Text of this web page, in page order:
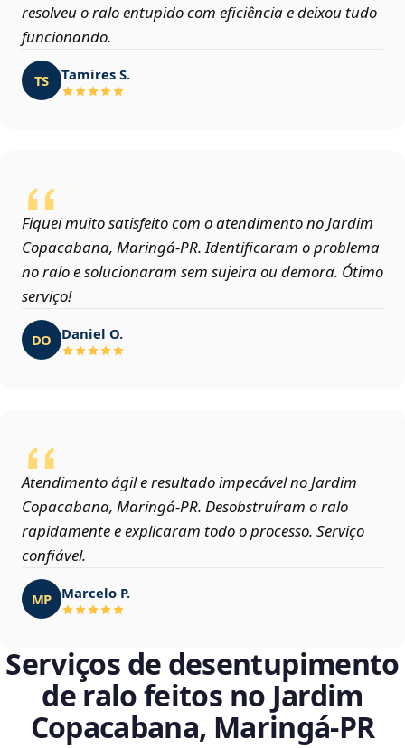
resolveu o ralo entupido com eficiência e deixou tudo
funcionando.
TS Tamires S.
Fiquei muito satisfeito com o atendimento no Jardim
Copacabana, Maringá‑PR. Identificaram o problema
no ralo e solucionaram sem sujeira ou demora. Ótimo
serviço!
DO Daniel O.
Atendimento ágil e resultado impecável no Jardim
Copacabana, Maringá‑PR. Desobstruíram o ralo
rapidamente e explicaram todo o processo. Serviço
confiável.
MP Marcelo P.
Serviços de desentupimento
de ralo feitos no Jardim
Copacabana, Maringá‑PR